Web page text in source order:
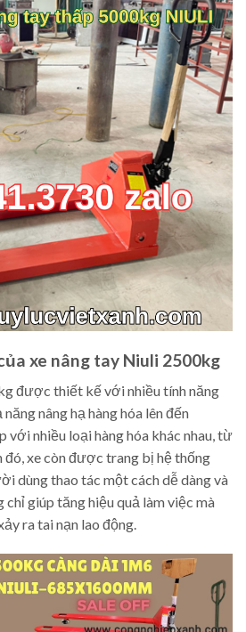
xe nâng tay Niuli 2500kg
được thiết kế với nhiều tính năng
nâng hạ hàng hóa lên đến
với nhiều loại hàng hóa khác nhau, từ
đó, xe còn được trang bị hệ thống
dùng thao tác một cách dễ dàng và
chỉ giúp tăng hiệu quả làm việc mà
ra tai nạn lao động.